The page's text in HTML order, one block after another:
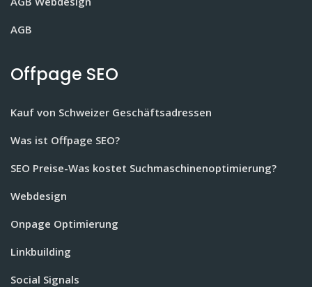
AGB
Offpage SEO
Kauf von Schweizer Geschäftsadressen
Was ist Offpage SEO?
SEO Preise-Was kostet Suchmaschinenoptimierung?
Webdesign
Onpage Optimierung
Linkbuilding
Social Signals